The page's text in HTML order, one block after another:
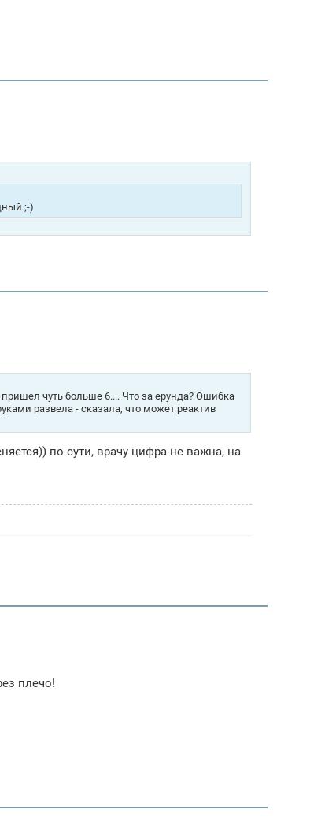
;-)
чуть больше 6.... Что за ерунда? Ошибка
развела - сказала, что может реактив
по сути, врачу цифра не важна, на
плечо!